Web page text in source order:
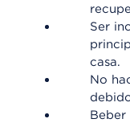
Ser
casa.
No
Beber